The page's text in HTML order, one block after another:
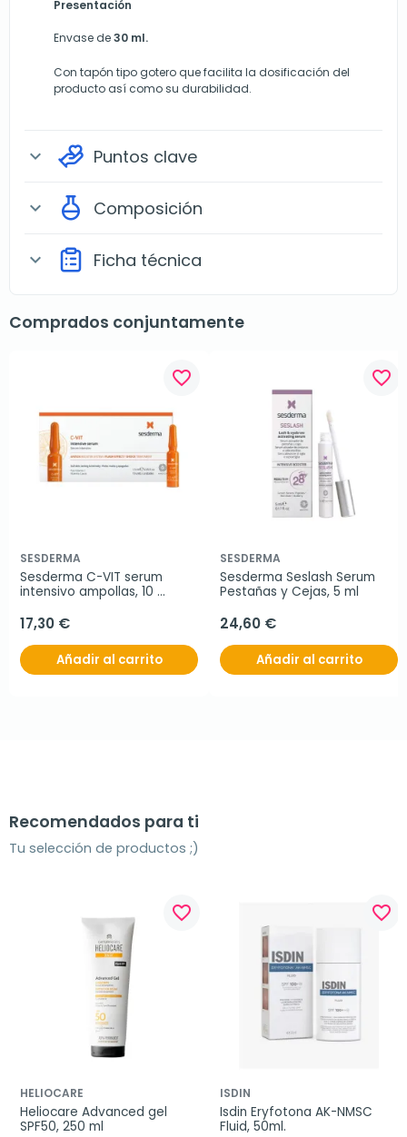
Presentación
Envase de30 ml.
Con tapón tipo gotero que facilita la dosificación del
producto así como su durabilidad.
expand_more Puntos clave
expand_more Composición
expand_more Ficha técnica
Comprados conjuntamente
favorite_border
SESDERMA
Sesderma C-VIT serum
intensivo ampollas, 10
17,30 €
Añadir al carrito
favorite_border
SESDERMA
Sesderma Seslash Serum
Pestañas y Cejas, 5 ml
24,60 €
Añadir al carrito
Recomendados para ti
Tu selección de productos ;)
favorite_border
HELIOCARE
Heliocare Advanced gel
SPF50, 250 ml
favorite_border
ISDIN
Isdin Eryfotona AK-NMSC
Fluid, 50ml.